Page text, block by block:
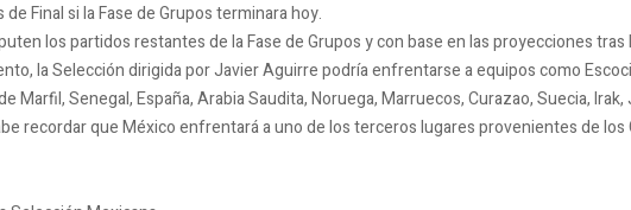
Final si la Fase de Grupos terminara hoy.
los partidos restantes de la Fase de Grupos y con base en las proyecciones tras
la Selección dirigida por Javier Aguirre podría enfrentarse a equipos como
Marfil, Senegal, España, Arabia Saudita, Noruega, Marruecos, Curazao, Suecia, Irak,
recordar que México enfrentará a uno de los terceros lugares provenientes de los